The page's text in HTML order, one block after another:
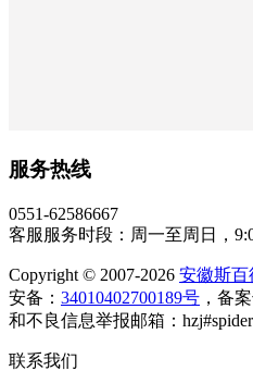
服务热线
0551-62586667
客服服务时段：周一至周日，
Copyright © 2007-2026 安徽斯百
安备： 34010402700189号 ，备
和不良信息举报邮箱：
联系我们